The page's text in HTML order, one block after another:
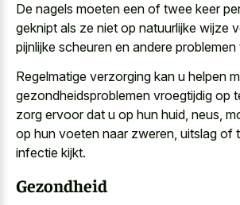
De nagels moeten een of twee keer
geknipt als ze niet op natuurlijke wijze
pijnlijke scheuren en andere
Regelmatige verzorging kan u helpen
gezondheidsproblemen vroegtijdig op
zorg ervoor dat u op hun huid, neus,
op hun voeten naar zweren, uitslag of
infectie kijkt.
Gezondheid